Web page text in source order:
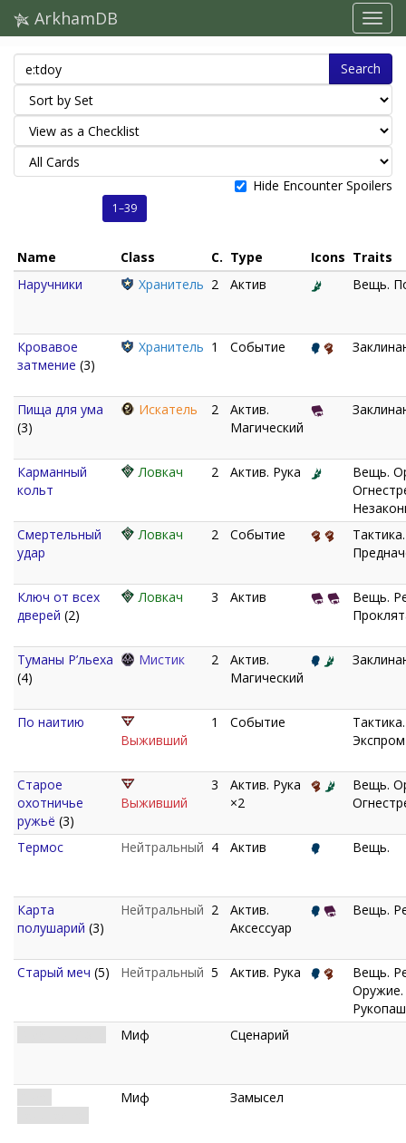
ArkhamDB
Search
Hide Encounter Spoilers
1–39
Name Class C. Type Icons Traits
Наручники
Хранитель 2 Актив Вещь.
Кровавое
затмение (3)
Хранитель 1 Событие
Пища для ума
(3)
Искатель 2
Актив.
Магический
Карманный
кольт
Ловкач 2 Актив. Рука
Вещь.
Смертельный
удар
Ловкач 2 Событие
Тактика.
Ключ от всех
дверей (2)
Ловкач 3 Актив
Вещь.
Туманы Р’льеха
(4)
Мистик 2
Актив.
Магический
По наитию
Выживший
1 Событие
Тактика.
Старое
охотничье
ружьё (3)
Выживший
3
Актив. Рука
×2
Вещь.
Термос Нейтральный 4 Актив Вещь.
Карта
полушарий (3)
Нейтральный 2
Актив.
Аксессуар
Вещь.
Старый меч (5) Нейтральный 5 Актив. Рука
Вещь.
Оружие.
Миф Сценарий
Миф Замысел